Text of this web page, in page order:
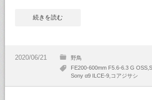
続きを読む
野鳥
FE200-600mm F5.6-6.3 G OSS
Sony α9 ILCE-9 コアジサシ